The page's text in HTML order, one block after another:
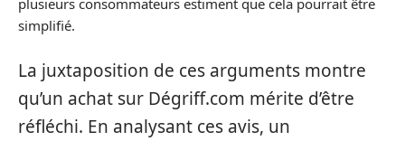
plusieurs consommateurs estiment que cela pourrait être
simplifié.
La juxtaposition de ces arguments montre
qu’un achat sur Dégriff.com mérite d’être
réfléchi. En analysant ces avis, un